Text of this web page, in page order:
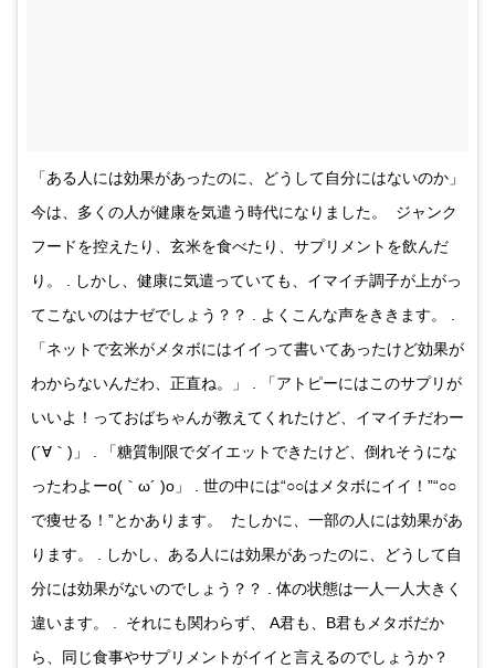
「ある人には効果があったのに、どうして自分にはないのか」
今は、多くの人が健康を気遣う時代になりました。 ジャンク
フードを控えたり、玄米を食べたり、サプリメントを飲んだ
り。 . しかし、健康に気遣っていても、イマイチ調子が上がっ
てこないのはナゼでしょう？？ . よくこんな声をききます。 .
「ネットで玄米がメタボにはイイって書いてあったけど効果が
わからないんだわ、正直ね。」 . 「アトピーにはこのサプリが
いいよ！っておばちゃんが教えてくれたけど、イマイチだわー
(´∀｀)」 . 「糖質制限でダイエットできたけど、倒れそうにな
ったわよーo(｀ω´ )o」 . 世の中には“○○はメタボにイイ！”“○○
で痩せる！”とかあります。 たしかに、一部の人には効果があ
ります。 . しかし、ある人には効果があったのに、どうして自
分には効果がないのでしょう？？ . 体の状態は一人一人大きく
違います。 . それにも関わらず、 A君も、B君もメタボだか
ら、同じ食事やサプリメントがイイと言えるのでしょうか？